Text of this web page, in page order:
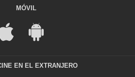
MÓVIL
EN EL EXTRANJERO